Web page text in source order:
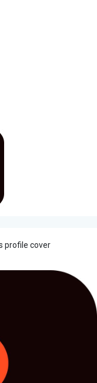
profile cover